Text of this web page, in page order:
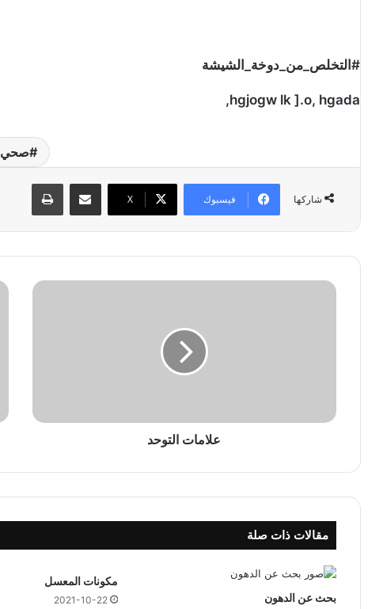
#التخلص_من_دوخة_الشيشة
hgjogw lk ].o, hgada,
صحي
شاركها فيسبوك ‫X
ع
ت
د
علامات التوحد
م
ل
ك
ي
م
مقالات ذات صلة
بحث عن الدهون
مكونات المعسل
2021-10-22